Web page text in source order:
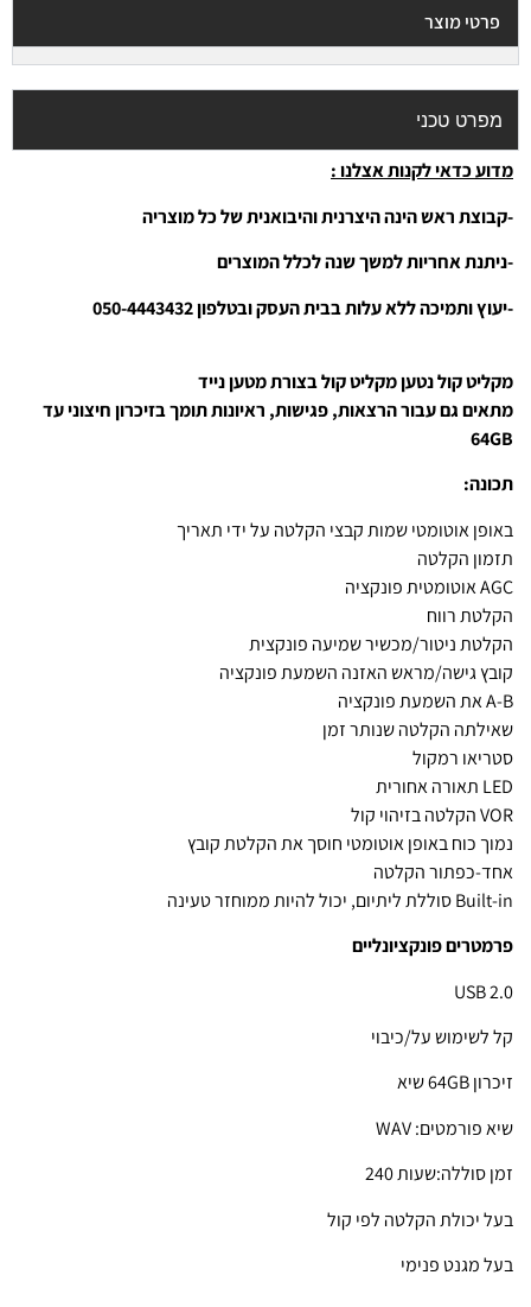
פרטי מוצר
מפרט טכני
מדוע כדאי לקנות אצלנו :
-קבוצת ראש הינה היצרנית והיבואנית של כל מוצריה
-ניתנת אחריות למשך שנה לכלל המוצרים
-יעוץ ותמיכה ללא עלות בבית העסק ובטלפון 050-4443432
מקליט קול נטען מקליט קול בצורת מטען נייד
מתאים גם עבור הרצאות, פגישות, ראיונות תומך בזיכרון חיצוני עד
64GB
תכונה:
באופן אוטומטי שמות קבצי הקלטה על ידי תאריך
תזמון הקלטה
AGC אוטומטית פונקציה
הקלטת רווח
הקלטת ניטור/מכשיר שמיעה פונקצית
קובץ גישה/מראש האזנה השמעת פונקציה
A-B את השמעת פונקציה
שאילתה הקלטה שנותר זמן
סטריאו רמקול
LED תאורה אחורית
VOR הקלטה בזיהוי קול
נמוך כוח באופן אוטומטי חוסך את הקלטת קובץ
אחד-כפתור הקלטה
Built-in סוללת ליתיום, יכול להיות ממוחזר טעינה
פרמטרים פונקציונליים
USB 2.0
קל לשימוש על/כיבוי
זיכרון 64GB שיא
שיא פורמטים: WAV
זמן סוללה:שעות 240
בעל יכולת הקלטה לפי קול
בעל מגנט פנימי